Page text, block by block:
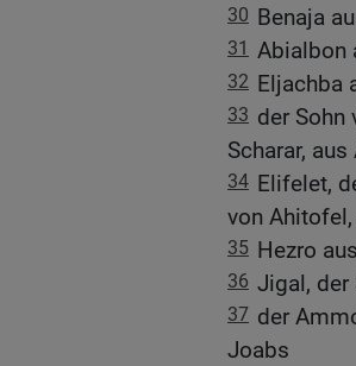
30 Benaja
31 Abialbon
32 Eljachba
33 der Sohn
Scharar, aus
34 Elifelet,
von
35 Hezro
36 Jigal, der
37 der
Joabs